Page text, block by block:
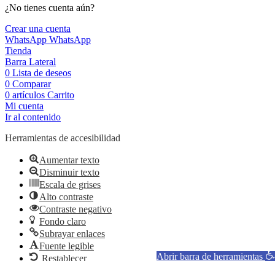
¿No tienes cuenta aún?
Crear una cuenta
WhatsApp WhatsApp
Tienda
Barra Lateral
0 Lista de deseos
0 Comparar
0 artículos Carrito
Mi cuenta
Ir al contenido
Abrir barra de herramientas
Herramientas de accesibilidad
Aumentar texto
Disminuir texto
Escala de grises
Alto contraste
Contraste negativo
Fondo claro
Subrayar enlaces
Fuente legible
Restablecer